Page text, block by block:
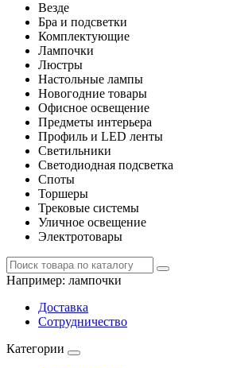
Везде
Бра и подсветки
Комплектующие
Лампочки
Люстры
Настольные лампы
Новогодние товары
Офисное освещение
Предметы интерьера
Профиль и LED ленты
Светильники
Светодиодная подсветка
Споты
Торшеры
Трековые системы
Уличное освещение
Электротовары
Например: лампочки
Доставка
Сотрудничество
Категории